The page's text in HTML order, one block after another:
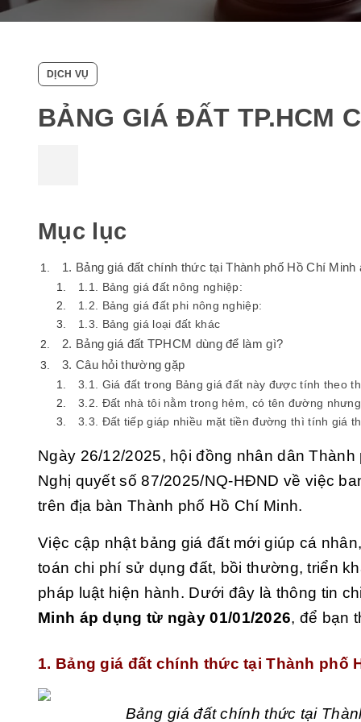
DỊCH VỤ
BẢNG GIÁ ĐẤT TP.HCM
Mục lục
1. Bảng giá đất chính thức tại Thành phố Hồ Chí
1.1. Bảng giá đất nông nghiệp:
1.2. Bảng giá đất phi nông nghiệp:
1.3. Bảng giá loại đất khác
2. Bảng giá đất TPHCM dùng để làm gì?
3. Câu hỏi thường gặp
3.1. Giá đất trong Bảng giá đất này được tính theo
3.2. Đất nhà tôi nằm trong hẻm, có tên đường
3.3. Đất tiếp giáp nhiều mặt tiền đường thì tính giá
Ngày 26/12/2025, hội đồng nhân dân
Nghị quyết số 87/2025/NQ-HĐND về việc
trên địa bàn Thành phố Hồ Chí Minh.
Việc cập nhật bảng giá đất mới giúp cá
toán chi phí sử dụng đất, bồi thường, triển
pháp luật hiện hành. Dưới đây là thông tin
Minh áp dụng từ ngày 01/01/2026, để bạn
1. Bảng giá đất chính thức tại Thành phố
Bảng giá đất chính thức tại